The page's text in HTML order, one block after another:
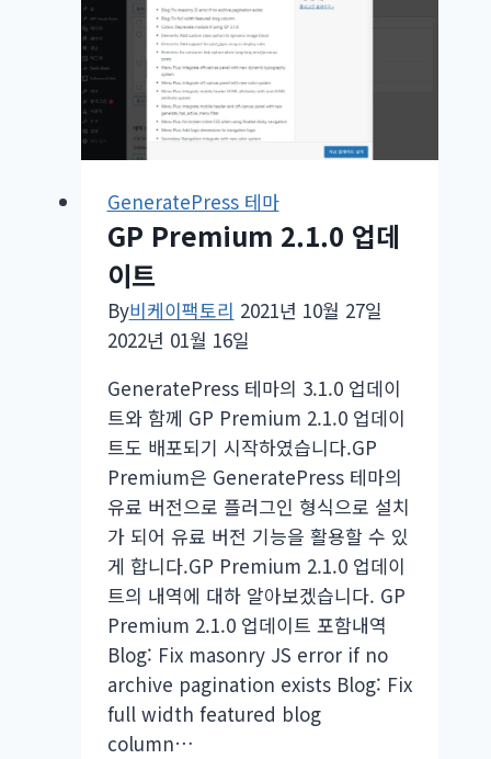
업
데
이
트
GeneratePress 테마
GP Premium 2.1.0 업데
이트
By비케이팩토리 2021년 10월 27일
2022년 01월 16일
GeneratePress 테마의 3.1.0 업데이
트와 함께 GP Premium 2.1.0 업데이
트도 배포되기 시작하였습니다.GP
Premium은 GeneratePress 테마의
유료 버전으로 플러그인 형식으로 설치
가 되어 유료 버전 기능을 활용할 수 있
게 합니다.GP Premium 2.1.0 업데이
트의 내역에 대하 알아보겠습니다. GP
Premium 2.1.0 업데이트 포함내역
Blog: Fix masonry JS error if no
archive pagination exists Blog: Fix
full width featured blog
column…